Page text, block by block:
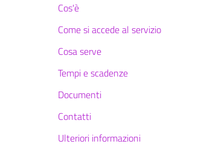
Cos'è
Come si accede al servizio
Cosa serve
Tempi e scadenze
Documenti
Contatti
Ulteriori informazioni